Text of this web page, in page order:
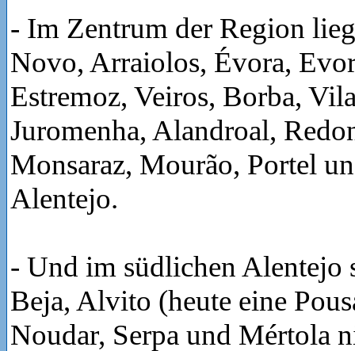
- Im Zentrum der Region
Novo, Arraiolos, Évora,
Estremoz, Veiros, Borba,
Juromenha, Alandroal,
Monsaraz, Mourão, Portel
Alentejo.
- Und im südlichen Alentejo
Beja, Alvito (heute eine
Noudar, Serpa und Mértola